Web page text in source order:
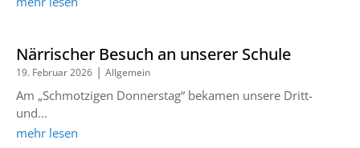
Närrischer Besuch an unserer Schule
19. Februar 2026 | Allgemein
Am „Schmotzigen Donnerstag“ bekamen unsere Dritt-
und...
mehr lesen